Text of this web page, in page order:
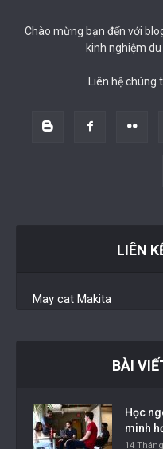
Chào mừng bạn đến với
kinh nghiệm
Liên hệ chúng
LIÊN
May cat Makita
BÀI
Học
minh
14